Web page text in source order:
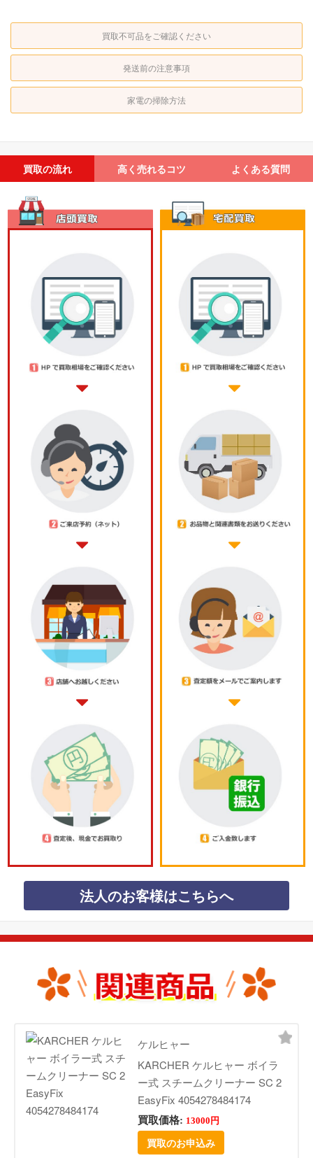
買取不可品をご確認ください
発送前の注意事項
家電の掃除方法
買取の流れ 高く売れるコツ よくある質問
法人のお客様はこちらへ
ケルヒャー
KARCHER ケルヒャー ボイラ
ー式 スチームクリーナー SC 2
EasyFix 4054278484174
買取価格: 13000円
買取のお申込み